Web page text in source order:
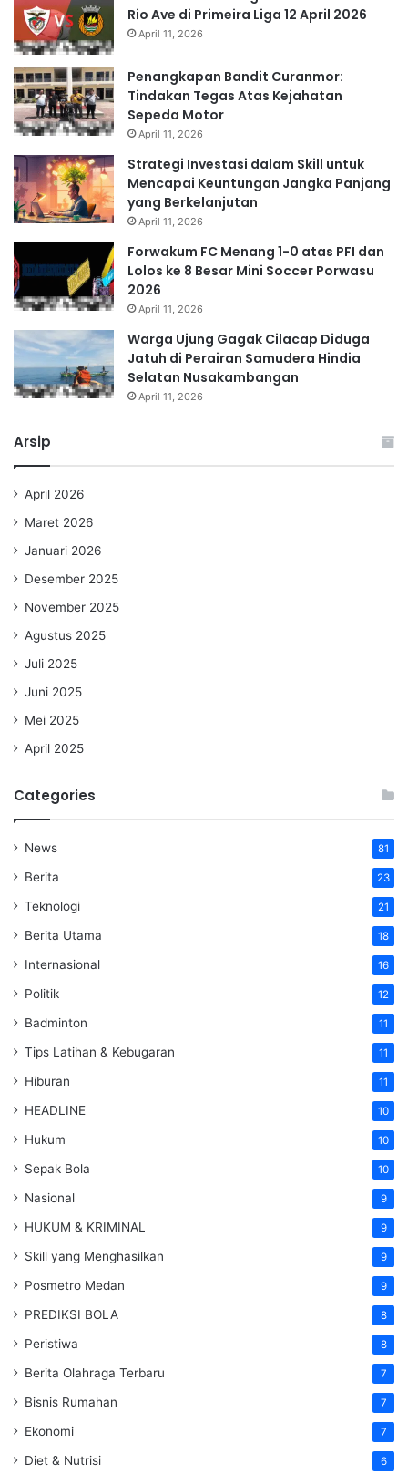
Rio Ave di Primeira Liga 12 April 2026
April 11, 2026
Penangkapan Bandit Curanmor:
Tindakan Tegas Atas Kejahatan
Sepeda Motor
April 11, 2026
Strategi Investasi dalam Skill untuk
Mencapai Keuntungan Jangka Panjang
yang Berkelanjutan
April 11, 2026
Forwakum FC Menang 1-0 atas PFI dan
Lolos ke 8 Besar Mini Soccer Porwasu
2026
April 11, 2026
Warga Ujung Gagak Cilacap Diduga
Jatuh di Perairan Samudera Hindia
Selatan Nusakambangan
April 11, 2026
Arsip
April 2026
Maret 2026
Januari 2026
Desember 2025
November 2025
Agustus 2025
Juli 2025
Juni 2025
Mei 2025
April 2025
Categories
News 81
Berita 23
Teknologi 21
Berita Utama 18
Internasional 16
Politik 12
Badminton 11
Tips Latihan & Kebugaran 11
Hiburan 11
HEADLINE 10
Hukum 10
Sepak Bola 10
Nasional 9
HUKUM & KRIMINAL 9
Skill yang Menghasilkan 9
Posmetro Medan 9
PREDIKSI BOLA 8
Peristiwa 8
Berita Olahraga Terbaru 7
Bisnis Rumahan 7
Ekonomi 7
Diet & Nutrisi 6